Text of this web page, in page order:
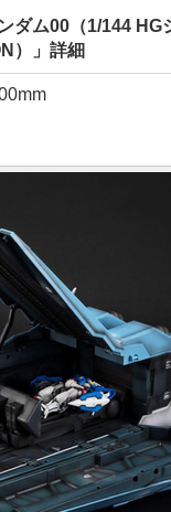
ダム00（1/144 HG
）」詳細